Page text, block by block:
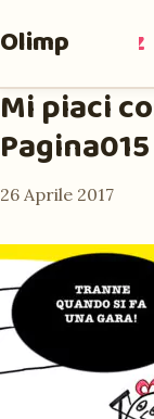
Olimpia Ruiz
Mi piaci
Pagina015
26 Aprile 2017